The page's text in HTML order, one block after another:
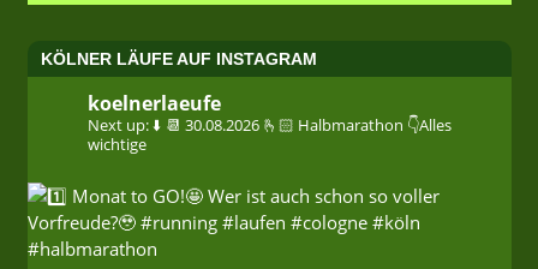
KÖLNER LÄUFE AUF INSTAGRAM
koelnerlaeufe
Next up: ⬇️ 📆 30.08.2026 🫰🏻 Halbmarathon 👇Alles
wichtige